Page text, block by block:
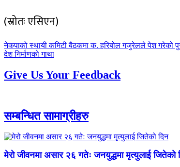
(स्रोतः एसिएन)
पछिल्लाे
-
नेकपाको स्थायी कमिटी बैठकमा क. हरिबोल गजुरेलले पेश गरेको
अघिल्लाे
देश निर्माणको गाथा
Give Us Your Feedback
सम्बन्धित सामाग्रीहरु
मेरो जीवनमा असार २६ गतेः जनयुद्धमा मृत्युलाई जितेको